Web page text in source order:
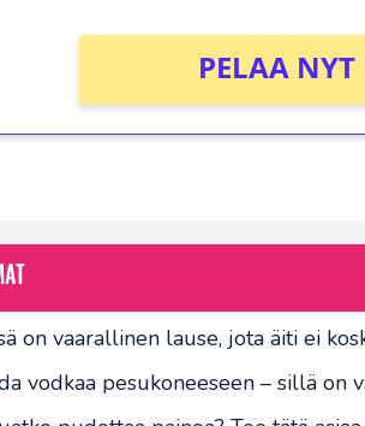
PELAA NYT
on vaarallinen lause, jota äiti ei
vodkaa pesukoneeseen – sillä on